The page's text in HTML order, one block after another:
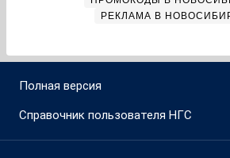
РЕКЛАМА В
Полная версия
Справочник пользователя НГС